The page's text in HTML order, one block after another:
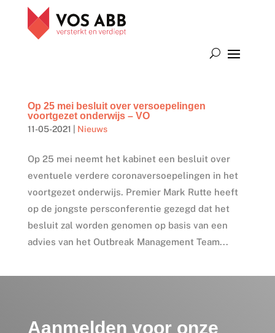
Op 25 mei besluit over versoepelingen
voortgezet onderwijs – VO
11-05-2021 Nieuws
Op 25 mei neemt het kabinet een besluit over
eventuele verdere coronaversoepelingen in het
voortgezet onderwijs. Premier Mark Rutte heeft
op de jongste persconferentie gezegd dat het
besluit zal worden genomen op basis van een
advies van het Outbreak Management Team...
Aanmelden voor onze